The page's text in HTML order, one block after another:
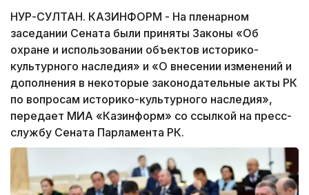
НУР-СУЛТАН. КАЗИНФОРМ - На пленарном
заседании Сената были приняты Законы «Об
охране и использовании объектов историко-
культурного наследия» и «О внесении изменений и
дополнения в некоторые законодательные акты РК
по вопросам историко-культурного наследия»,
передает МИА «Казинформ» со ссылкой на пресс-
службу Сената Парламента РК.